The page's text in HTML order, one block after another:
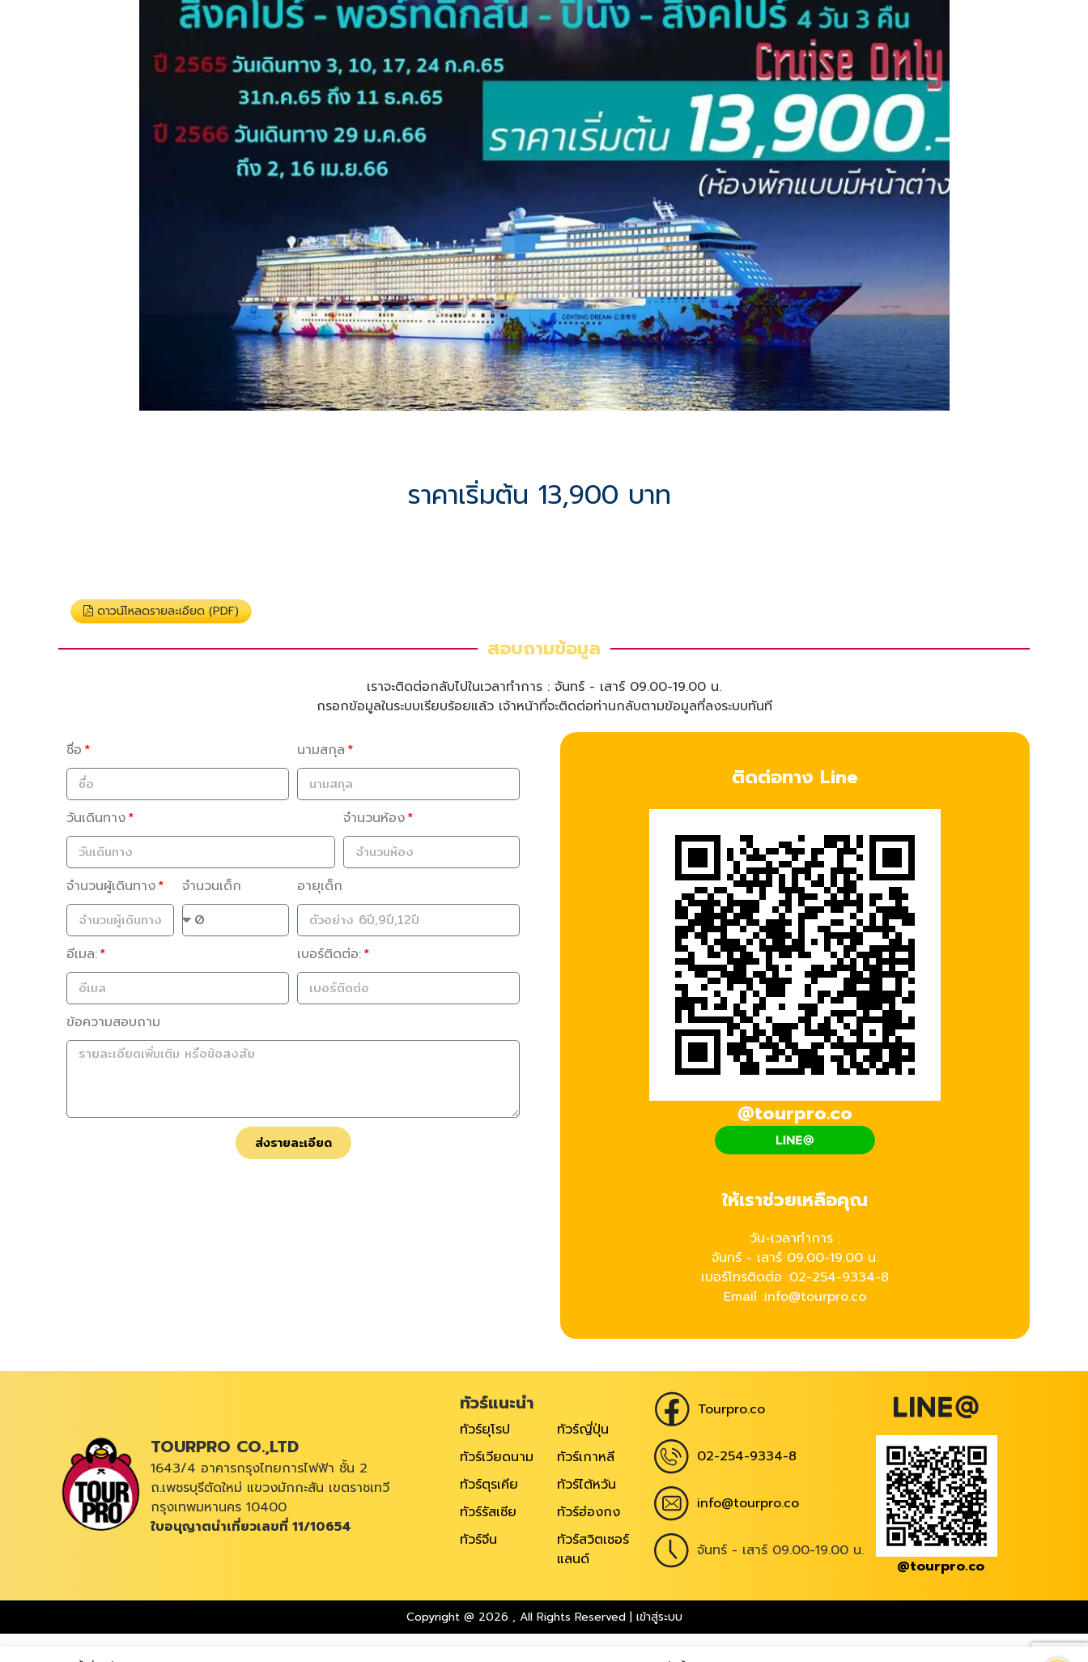
ราคาเริ่มต้น 13,900 บาท
ดาวน์โหลดรายละเอียด (PDF)
สอบถามข้อมูล
เราจะติดต่อกลับไปในเวลาทำการ : จันทร์ - เสาร์ 09.00-19.00 น.
กรอกข้อมูลในระบบเรียบร้อยแล้ว เจ้าหน้าที่จะติดต่อท่านกลับตามข้อมูลที่ลงระบบทันที
ชื่อ นามสกุล
วันเดินทาง จำนวนห้อง
จำนวนผู้เดินทาง จำนวนเด็ก อายุเด็ก
อีเมล: เบอร์ติดต่อ:
ข้อความสอบถาม
ส่งรายละเอียด
ติดต่อทาง Line
@tourpro.co
ให้เราช่วยเหลือคุณ
วัน-เวลาทำการ :
จันทร์ - เสาร์ 09.00-19.00 น.
เบอร์โทรติดต่อ :02-254-9334-8
Email :info@tourpro.co
TOURPRO CO.,LTD
1643/4 อาคารกรุงไทยการไฟฟ้า ชั้น 2
ถ.เพชรบุรีตัดใหม่ แขวงมักกะสัน เขตราชเทวี
กรุงเทพมหานคร 10400
ใบอนุญาตนำเที่ยวเลขที่ 11/10654
ทัวร์แนะนำ
ทัวร์ยุโรป
ทัวร์ญี่ปุ่น
ทัวร์เวียดนาม
ทัวร์เกาหลี
ทัวร์ตุรเคีย
ทัวร์ไต้หวัน
ทัวร์รัสเซีย
ทัวร์ฮ่องกง
ทัวร์จีน
ทัวร์สวิตเซอร์
แลนด์
Tourpro.co
02-254-9334-8
info@tourpro.co
จันทร์ - เสาร์ 09.00-19.00 น.
@tourpro.co
Copyright @ 2026 , All Rights Reserved| เข้าสู่ระบบ